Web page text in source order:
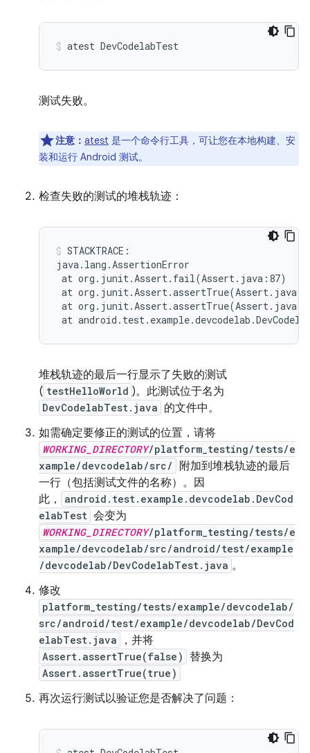
atest DevCodelabTest
测试失败。
注意： atest 是一个命令行工具，可让您在本地构建、安
装和运行 Android 测试。
检查失败的测试的堆栈轨迹：
STACKTRACE:
at org.junit.Assert.fail(Assert.java:87)
at org.junit.Assert.assertTrue(
at org.junit.Assert.assertTrue(
at
堆栈轨迹的最后一行显示了失败的测试
( testHelloWorld )。此测试位于名为
DevCodelabTest.java 的文件中。
如需确定要修正的测试的位置，请将
WORKING_DIRECTORY/platform_testing/tests/e
xample/devcodelab/src/
附加到堆栈轨迹的最后
一行（包括测试文件的名称）。因
此，
android.test.example.devcodelab.DevCod
elabTest 会变为
WORKING_DIRECTORY/platform_testing/tests/e
xample/devcodelab/src/android/test/example
/devcodelab/DevCodelabTest.java 。
修改
platform_testing/tests/example/devcodelab/
src/android/test/example/devcodelab/DevCod
elabTest.java
，并将
Assert.assertTrue(false) 替换为
Assert.assertTrue(true)
再次运行测试以验证您是否解决了问题：